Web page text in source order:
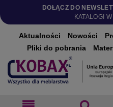
DOŁĄCZ DO
KATALOGI
Aktualności Nowości
Pliki do pobrania